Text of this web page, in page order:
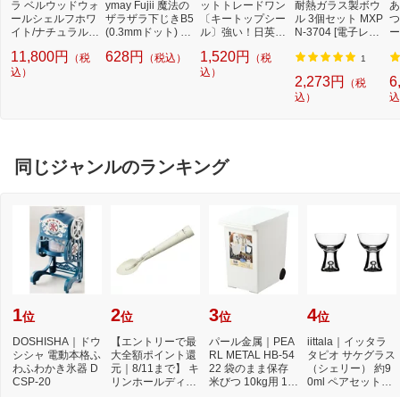
ラ ベルウッドウォ
ールシェルフホワ
イト/ナチュラル U
11,800円
（税
込）
ymay Fujii 魔法の
ザラザラ下じきB5
(0.3mmドット) ブ
628円 （税込）
ットトレードワン
〔キートップシー
ル〕強い！日英対
プシールセット ブ
ルー DYKTSBL
1,520円
（税
込）
耐熱ガラス製ボウ
ル 3個セット MXP
N-3704 [電子レン
1
2,273円
（税
込）
同じジャンルのランキング
1位
DOSHISHA｜ドウ
シシャ 電動本格ふ
わふわかき氷器 D
CSP-20
2位
【エントリーで最
大全額ポイント還
元｜8/11まで】 キ
リンホールディン
3位
パール金属｜PEA
RL METAL HB-54
22 袋のまま保存
米びつ 10kg用 1合
4位
iittala｜イッタラ
タピオ サケグラス
（シェリー） 約9
0ml ペアセット